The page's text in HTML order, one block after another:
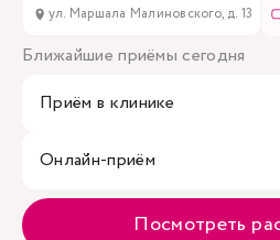
ул. Маршала Малиновского, д. 13
Ближайшие приёмы сегодня
Приём в клинике
Онлайн-приём
Посмотреть